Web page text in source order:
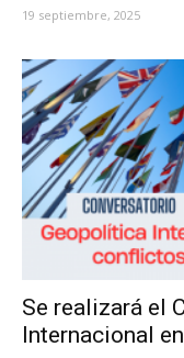
19 septiembre, 2025
Se realizará el
Internacional